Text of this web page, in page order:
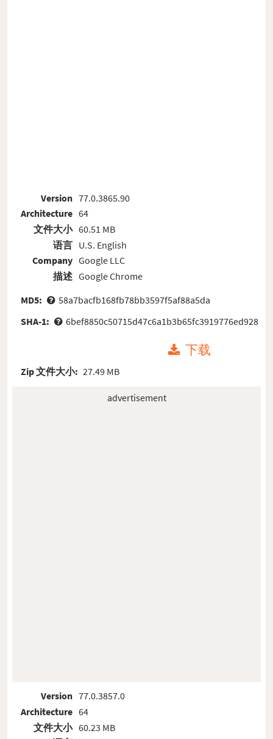
Version
Architecture
文件大小
语言
Company
描述
77.0.3865.90
64
60.51 MB
U.S. English
Google LLC
Google Chrome
MD5:
58a7bacfb168fb78bb3597f5af88a5da
SHA-1:
6bef8850c50715d47c6a1b3b65fc3919776ed928
下载
Zip 文件大小: 27.49 MB
advertisement
Version
Architecture
文件大小
77.0.3857.0
64
60.23 MB